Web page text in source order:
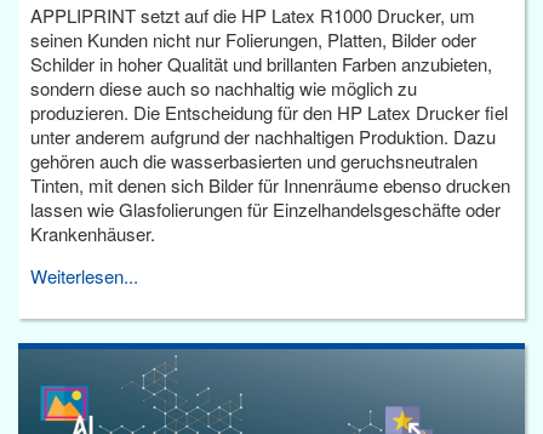
APPLIPRINT setzt auf die HP Latex R1000 Drucker, um
seinen Kunden nicht nur Folierungen, Platten, Bilder oder
Schilder in hoher Qualität und brillanten Farben anzubieten,
sondern diese auch so nachhaltig wie möglich zu
produzieren. Die Entscheidung für den HP Latex Drucker fiel
unter anderem aufgrund der nachhaltigen Produktion. Dazu
gehören auch die wasserbasierten und geruchsneutralen
Tinten, mit denen sich Bilder für Innenräume ebenso drucken
lassen wie Glasfolierungen für Einzelhandelsgeschäfte oder
Krankenhäuser.
Weiterlesen...